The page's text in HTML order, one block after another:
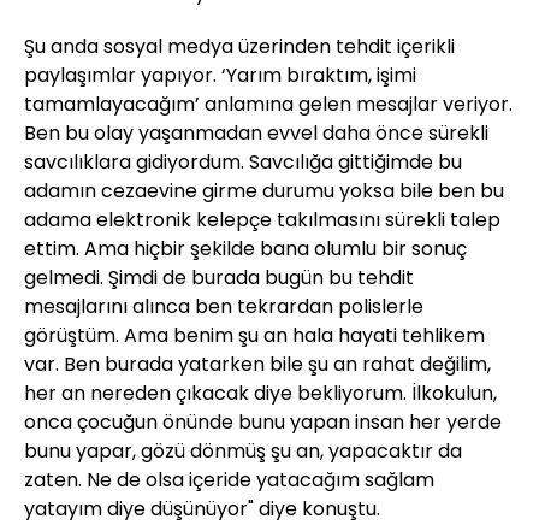
Şu anda sosyal medya üzerinden tehdit içerikli
paylaşımlar yapıyor. ‘Yarım bıraktım, işimi
tamamlayacağım’ anlamına gelen mesajlar veriyor.
Ben bu olay yaşanmadan evvel daha önce sürekli
savcılıklara gidiyordum. Savcılığa gittiğimde bu
adamın cezaevine girme durumu yoksa bile ben bu
adama elektronik kelepçe takılmasını sürekli talep
ettim. Ama hiçbir şekilde bana olumlu bir sonuç
gelmedi. Şimdi de burada bugün bu tehdit
mesajlarını alınca ben tekrardan polislerle
görüştüm. Ama benim şu an hala hayati tehlikem
var. Ben burada yatarken bile şu an rahat değilim,
her an nereden çıkacak diye bekliyorum. İlkokulun,
onca çocuğun önünde bunu yapan insan her yerde
bunu yapar, gözü dönmüş şu an, yapacaktır da
zaten. Ne de olsa içeride yatacağım sağlam
yatayım diye düşünüyor" diye konuştu.